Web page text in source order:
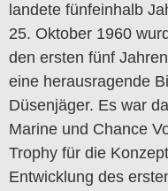
landete fünfeinhalb
25. Oktober 1960
den ersten fünf
eine herausragende
Düsenjäger. Es war
Marine und Chance
Trophy für die
Entwicklung des